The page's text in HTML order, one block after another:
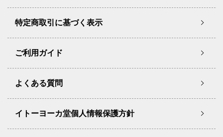
特定商取引に基づく表示
ご利用ガイド
よくある質問
イトーヨーカ堂個人情報保護方針